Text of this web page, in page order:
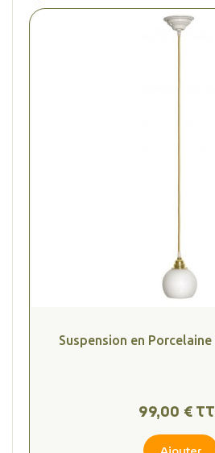
Suspension en Porcelaine
99,00 €